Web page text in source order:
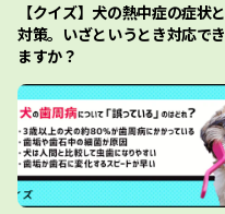
【クイズ】犬の熱中症の症状と
対策。いざというとき対応でき
ますか？